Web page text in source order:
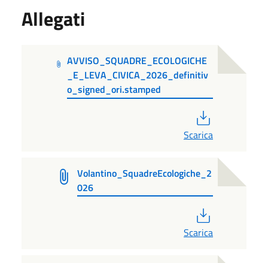
Allegati
AVVISO_SQUADRE_ECOLOGICHE
_E_LEVA_CIVICA_2026_definitiv
o_signed_ori.stamped
Scarica
Volantino_SquadreEcologiche_2
026
Scarica